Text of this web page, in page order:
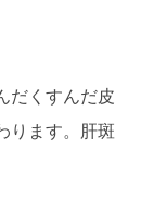
だくすんだ皮
ります。肝斑